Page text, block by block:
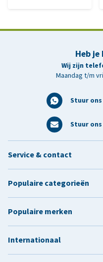
Heb je
Wij zijn
Maandag t/m
Stuur
Stuur
Service & contact
Populaire categorieën
Populaire merken
Internationaal